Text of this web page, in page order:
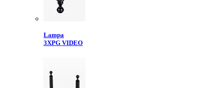
Lampa
3XPG VIDEO